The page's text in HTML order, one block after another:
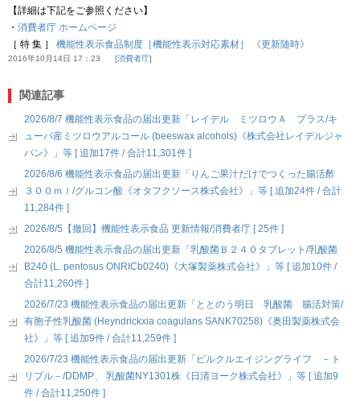
【詳細は下記をご参照ください】
・ 消費者庁 ホームページ
［ 特 集 ］ 機能性表示食品制度［機能性表示対応素材］ 《更新随時》
2016年10月14日 17：23 消費者庁
関連記事
2026/8/7 機能性表示食品の届出更新「レイデル ミツロウＡ プラス/キ
ューバ産ミツロウアルコール (beeswax alcohols)《株式会社レイデルジャ
パン》」等 [ 追加17件 / 合計11,301件 ]
2026/8/6 機能性表示食品の届出更新「りんご果汁だけでつくった腸活酢
３００ｍｌ/グルコン酸《オタフクソース株式会社》」等 [ 追加24件 / 合計
11,284件 ]
2026/8/5【撤回】機能性表示食品 更新情報/消費者庁 [ 25件 ]
2026/8/5 機能性表示食品の届出更新「乳酸菌Ｂ２４０タブレット/乳酸菌
B240 (L. pentosus ONRICb0240)《大塚製薬株式会社》」等 [ 追加10件 /
合計11,260件 ]
2026/7/23 機能性表示食品の届出更新「ととのう明日 乳酸菌 腸活対策/
有胞子性乳酸菌 (Heyndrickxia coagulans SANK70258)《奥田製薬株式会
社》」等 [ 追加9件 / 合計11,259件 ]
2026/7/23 機能性表示食品の届出更新「ピルクルエイジングライフ －ト
リプル－/DDMP、 乳酸菌NY1301株《日清ヨーク株式会社》」等 [ 追加9
件 / 合計11,250件 ]